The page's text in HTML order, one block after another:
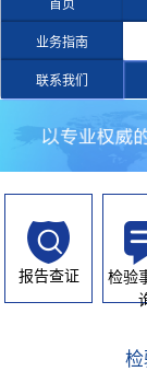
业务指南
联系我们
报告查证
检验